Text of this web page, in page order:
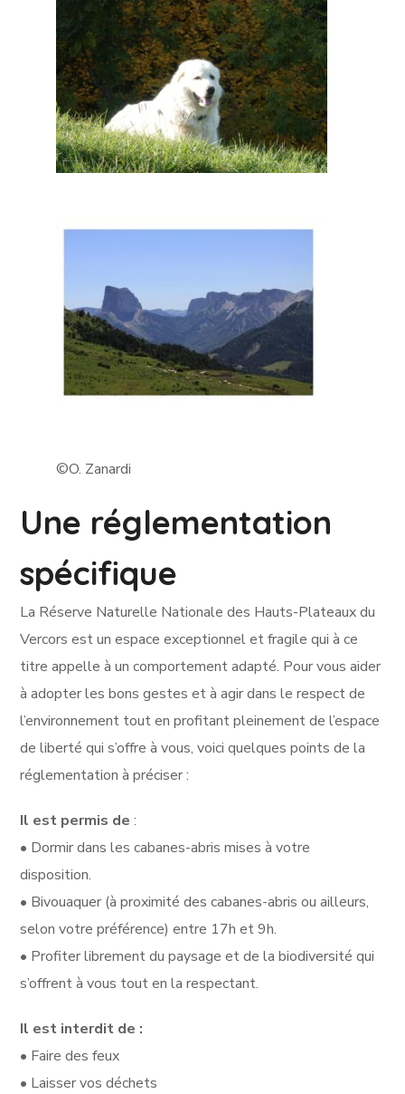
©O. Zanardi
Une réglementation
spécifique
La Réserve Naturelle Nationale des Hauts-Plateaux du
Vercors est un espace exceptionnel et fragile qui à ce
titre appelle à un comportement adapté. Pour vous aider
à adopter les bons gestes et à agir dans le respect de
l’environnement tout en profitant pleinement de l’espace
de liberté qui s’offre à vous, voici quelques points de la
réglementation à préciser :
Il est permis de :
• Dormir dans les cabanes-abris mises à votre
disposition.
• Bivouaquer (à proximité des cabanes-abris ou ailleurs,
selon votre préférence) entre 17h et 9h.
• Profiter librement du paysage et de la biodiversité qui
s’offrent à vous tout en la respectant.
Il est interdit de :
• Faire des feux
• Laisser vos déchets